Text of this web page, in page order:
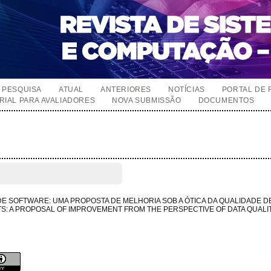
PESQUISA ATUAL ANTERIORES NOTÍCIAS
PORTAL DE
PARA AVALIADORES
NOVA SUBMISSÃO DOCUMENTOS
SOFTWARE: UMA PROPOSTA DE MELHORIA SOB A ÓTICA DA QUALIDADE
A PROPOSAL OF IMPROVEMENT FROM THE PERSPECTIVE OF DATA